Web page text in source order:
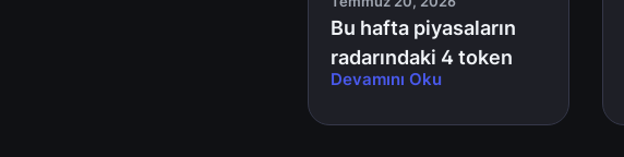
Bu hafta piyasaların
radarındaki 4 token
kilit açılımı
Devamını Oku